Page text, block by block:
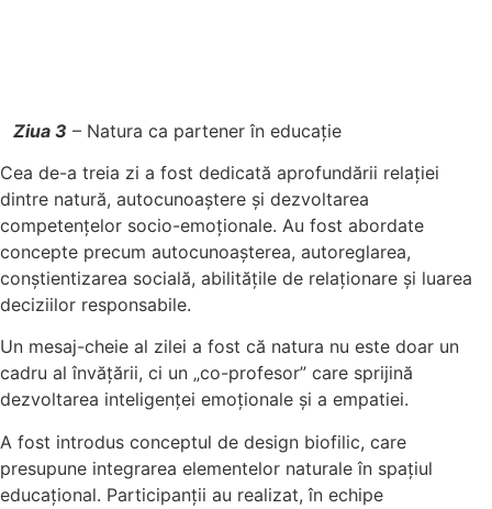
Ziua 3 – Natura ca partener în educație
Cea de-a treia zi a fost dedicată aprofundării relației
dintre natură, autocunoaștere și dezvoltarea
competențelor socio-emoționale. Au fost abordate
concepte precum autocunoașterea, autoreglarea,
conștientizarea socială, abilitățile de relaționare și luarea
deciziilor responsabile.
Un mesaj-cheie al zilei a fost că natura nu este doar un
cadru al învățării, ci un „co-profesor” care sprijină
dezvoltarea inteligenței emoționale și a empatiei.
A fost introdus conceptul de design biofilic, care
presupune integrarea elementelor naturale în spațiul
educațional. Participanții au realizat, în echipe